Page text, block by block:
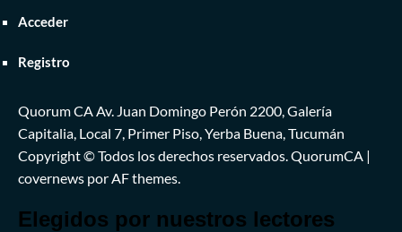
Acceder
Registro
Quorum CA Av. Juan Domingo Perón 2200, Galería
Capitalia, Local 7, Primer Piso, Yerba Buena, Tucumán
Copyright © Todos los derechos reservados. QuorumCA |
covernews por AF themes.
Elegidos por nuestros lectores